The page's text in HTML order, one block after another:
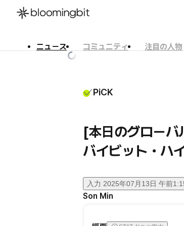
ニュース コミュニティ
注目の人物
PiCK
[本日のグローバ
バイビット・ハ
入力 2025年07月13日 午前
Son Min